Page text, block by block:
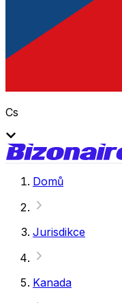
Cs
Domů
Jurisdikce
Kanada